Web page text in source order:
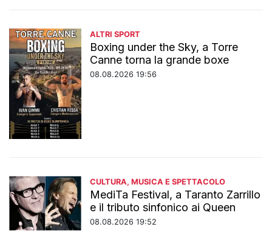
ALTRI SPORT
Boxing under the Sky, a Torre
Canne torna la grande boxe
08.08.2026 19:56
CULTURA, MUSICA E SPETTACOLO
MediTa Festival, a Taranto Zarrillo
e il tributo sinfonico ai Queen
08.08.2026 19:52